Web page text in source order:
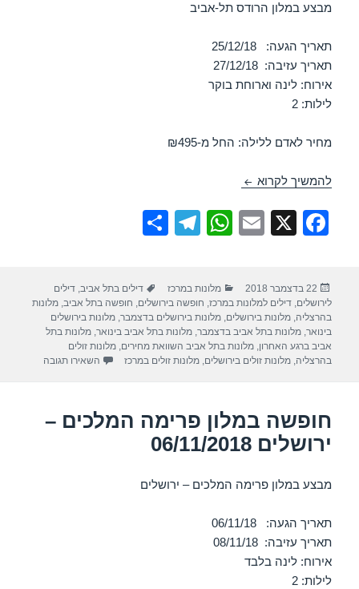
מבצע במלון הרודס תל-אביב
תאריך הגעה: 25/12/18
תאריך עזיבה: 27/12/18
אירוח: לינה וארוחת בוקר
לילות: 2
מחיר לאדם ללילה: החל מ-₪495
להמשיך לקרוא חופשה במלון הרודס תל-אביב 25/12/2018
F
e
b
o
X
E
W
s
A
p
T
gr
a
m
e
פורסם
בתאריך
22 בדצמבר 2018 קטגוריות
מלונות במרכז תגיות
דילים בתל אביב ,דילים
לירושלים ,דילים למלונות במרכז חופשה בירושלים חופשה בתל אביב ,מלונות
בהרצליה ,מלונות בירושלים ,מלונות בירושלים בדצמבר ,מלונות בירושלים
בינואר ,מלונות בתל אביב בדצמבר ,מלונות בתל אביב בינואר ,מלונות בתל
אביב ברגע האחרון ,מלונות בתל אביב השוואת מחירים ,מלונות זולים
בהרצליה ,מלונות זולים בירושלים ,מלונות זולים במרכז השאירו תגובה
חופשה במלון פרימה המלכים –
ירושלים 06/11/2018
מבצע במלון פרימה המלכים – ירושלים
תאריך הגעה: 06/11/18
תאריך עזיבה: 08/11/18
אירוח: לינה בלבד
לילות: 2